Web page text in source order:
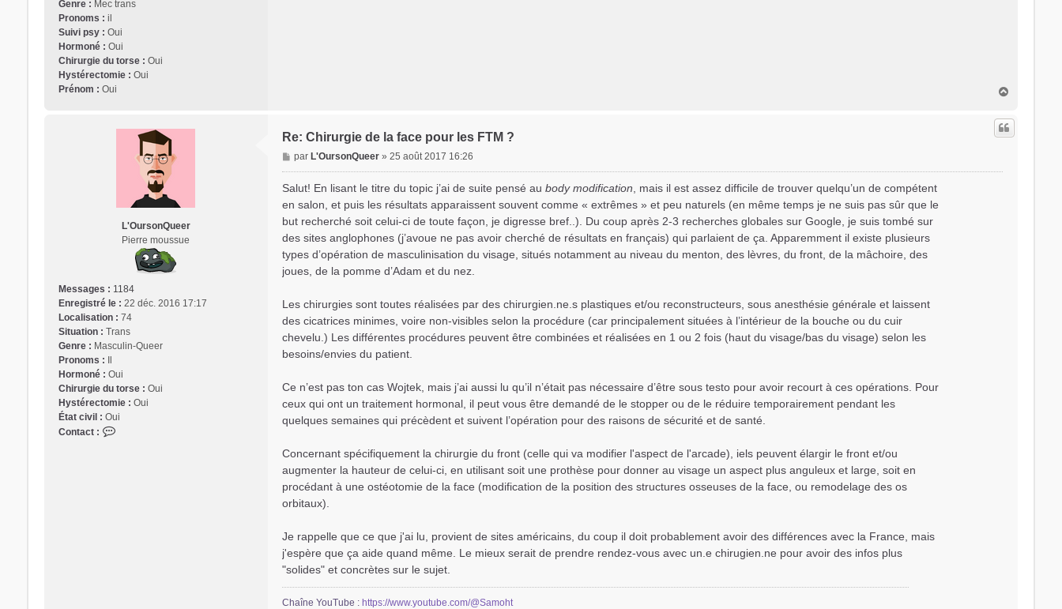
Genre : Mec trans
Pronoms : il
Suivi psy : Oui
Hormoné : Oui
Chirurgie du torse : Oui
Hystérectomie : Oui
Prénom : Oui
u
L'OursonQueer
Pierre moussue
Messages : 1184
Enregistré le : 22 déc. 2016 17:17
Localisation : 74
Situation : Trans
Genre : Masculin-Queer
Pronoms :
Hormoné : Oui
Chirurgie du torse : Oui
Hystérectomie : Oui
État civil : Oui
Contact :
Re: Chirurgie de la face pour les FTM ?
M
e
a
g
e
parL'OursonQueer »25 août 2017 16:26
Salut! En lisant le titre du topic j’ai de suite pensé au body modification , mais il est assez difficile de trouver quelqu’un de compétent
en salon, et puis les résultats apparaissent souvent comme « extrêmes » et peu naturels (en même temps je ne suis pas sûr que le
but recherché soit celui-ci de toute façon, je digresse bref..). Du coup après 2-3 recherches globales sur Google, je suis tombé sur
des sites anglophones (j’avoue ne pas avoir cherché de résultats en français) qui parlaient de ça. Apparemment il existe plusieurs
types d’opération de masculinisation du visage, situés notamment au niveau du menton, des lèvres, du front, de la mâchoire, des
joues, de la pomme d’Adam et du nez.
Les chirurgies sont toutes réalisées par des chirurgien.ne.s plastiques et/ou reconstructeurs, sous anesthésie générale et laissent
des cicatrices minimes, voire non-visibles selon la procédure (car principalement situées à l’intérieur de la bouche ou du cuir
chevelu.) Les différentes procédures peuvent être combinées et réalisées en 1 ou 2 fois (haut du visage/bas du visage) selon les
besoins/envies du patient.
Ce n’est pas ton cas Wojtek, mais j’ai aussi lu qu’il n’était pas nécessaire d’être sous testo pour avoir recourt à ces opérations. Pour
ceux qui ont un traitement hormonal, il peut vous être demandé de le stopper ou de le réduire temporairement pendant les
quelques semaines qui précèdent et suivent l’opération pour des raisons de sécurité et de santé.
Concernant spécifiquement la chirurgie du front (celle qui va modifier l'aspect de l'arcade), iels peuvent élargir le front et/ou
augmenter la hauteur de celui-ci, en utilisant soit une prothèse pour donner au visage un aspect plus anguleux et large, soit en
procédant à une ostéotomie de la face (modification de la position des structures osseuses de la face, ou remodelage des os
orbitaux).
Je rappelle que ce que j'ai lu, provient de sites américains, du coup il doit probablement avoir des différences avec la France, mais
j'espère que ça aide quand même. Le mieux serait de prendre rendez-vous avec un.e chirugien.ne pour avoir des infos plus
"solides" et concrètes sur le sujet.
Chaîne YouTube : https://www.youtube.com/@Samoht